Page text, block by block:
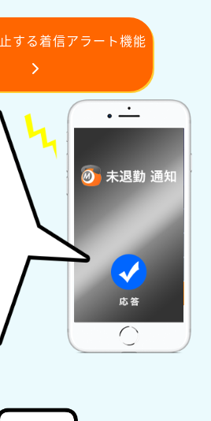
する着信アラート機能